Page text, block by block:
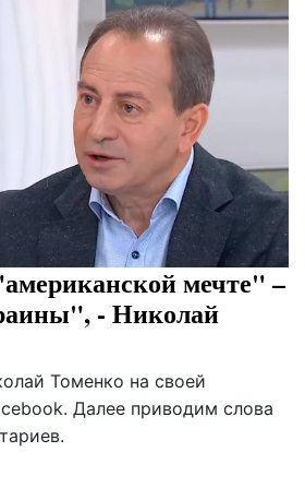
мечте" –
- Николай
Томенко на своей
Далее приводим слова